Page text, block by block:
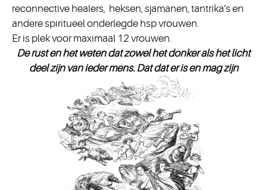
reconnective healers, heksen, sjamanen, tantrika’s en
andere spiritueel onderlegde hsp vrouwen.
Er is plek voor maximaal 12 vrouwen.
De rust en het weten dat zowel het donker als het licht
deel zijn van ieder mens. Dat dat er is en mag zijn